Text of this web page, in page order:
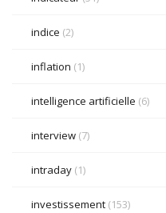
indice (2)
inflation (1)
intelligence artificielle (6)
interview (7)
intraday (1)
investissement (153)